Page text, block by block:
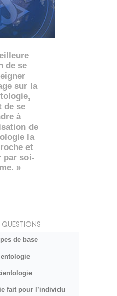
de se
sur la
de se
à
de
la
et
par soi-
»
de base
fait pour l’individu